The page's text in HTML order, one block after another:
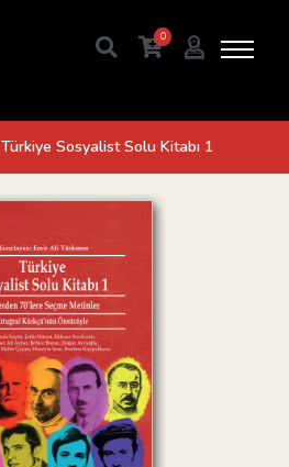
0
Türkiye Sosyalist Solu Kitabı 1